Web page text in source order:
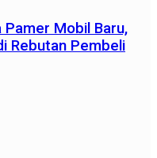
Pamer Mobil Baru,
Rebutan Pembeli